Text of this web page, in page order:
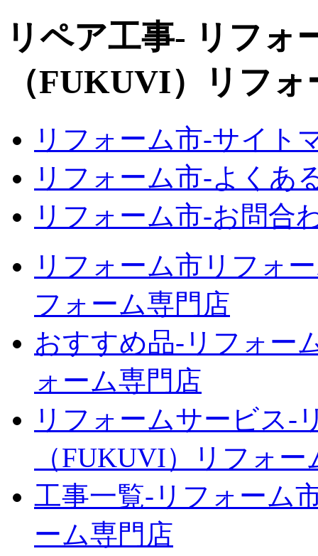
リペア工事‐ リフォ
（FUKUVI）リフ
リフォーム市‐サイト
リフォーム市‐よくあ
リフォーム市‐お問合
リフォーム市リフォ
フォーム専門店
おすすめ品‐リフォー
ォーム専門店
リフォームサービス‐
（FUKUVI）リフォ
工事一覧‐リフォーム
ーム専門店